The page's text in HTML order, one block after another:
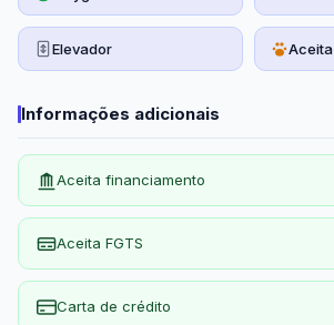
MORAR BEM, COM CONFORTO,
AO SEU REDOR.
Elevador
Informações adicionais
Aceita financiamento
Aceita FGTS
Carta de crédito